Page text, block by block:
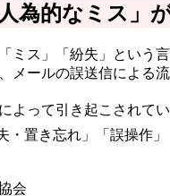
為的なミス」
ミス」「紛失」とい
ールの誤送信による
よって引き起こされ
置き忘れ」「誤操作
会